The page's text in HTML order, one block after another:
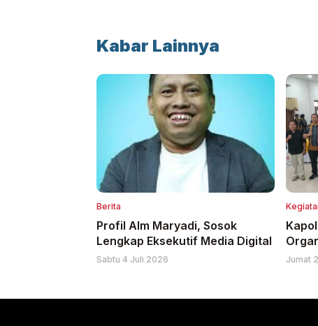
Kabar Lainnya
Berita
Profil Alm Maryadi, Sosok
Lengkap Eksekutif Media Digital
Sabtu 4 Juli 2026
di
Jumat